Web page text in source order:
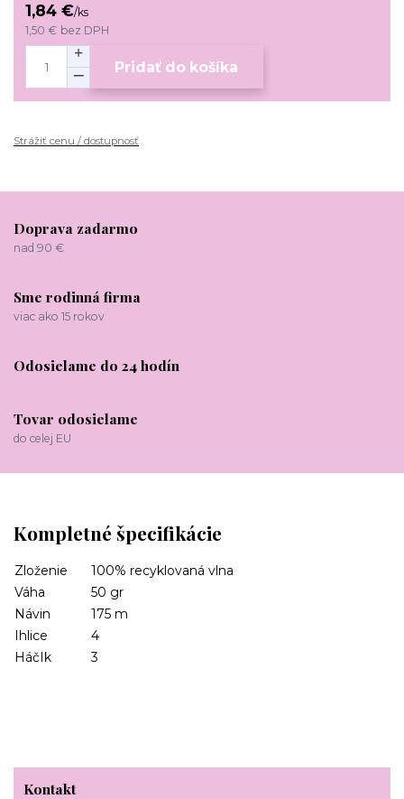
1,84 €/ks
1,50 € bez DPH
Pridať do košíka
Strážiť cenu / dostupnosť
Doprava zadarmo
nad 90 €
Sme rodinná firma
viac ako 15 rokov
Odosielame do 24 hodín
Tovar odosielame
do celej EU
Kompletné špecifikácie
Zloženie
100% recyklovaná vlna
Váha
50 gr
Návin
175 m
Ihlice
4
HáčIk
3
Kontakt